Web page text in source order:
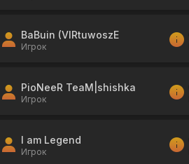
BaBuin (VIRtuwoszE
Игрок
PioNeeR TeaM|shishka
Игрок
I am Legend
Игрок